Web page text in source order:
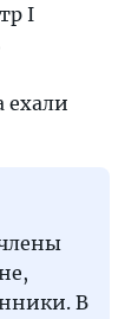
I
ехали
В